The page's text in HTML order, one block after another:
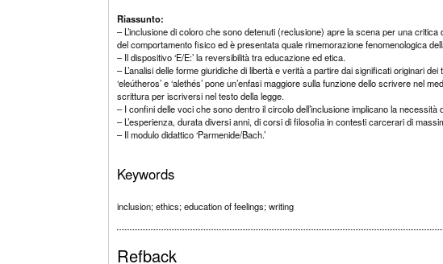
Riassunto:
– L’inclusione di coloro che sono detenuti (reclusione) apre la scena per una
del comportamento fisico ed è presentata quale rimemorazione fenomenologica
– Il dispositivo ‘E/E:’ la reversibilità tra educazione ed etica.
– L’analisi delle forme giuridiche di libertà e verità a partire dai significati originari dei
‘eleútheros’ e ‘alethés’ pone un’enfasi maggiore sulla funzione dello scrivere nel
scrittura per iscriversi nel testo della legge.
– I confini delle voci che sono dentro il circolo dell’inclusione implicano la necessità
– L’esperienza, durata diversi anni, di corsi di filosofia in contesti carcerari di
– Il modulo didattico ‘Parmenide/Bach.’
Keywords
inclusion; ethics; education of feelings; writing
Refback